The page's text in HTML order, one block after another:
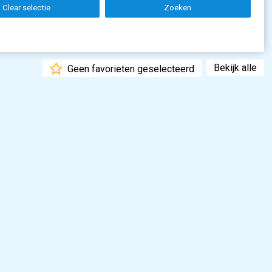
Clear selectie Zoeken
Bekijk alle
Geen favorieten geselecteerd